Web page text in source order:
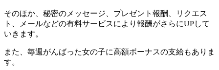
そのほか、秘密のメッセージ、プレゼント報酬、リクエス
ト、メールなどの有料サービスにより報酬がさらにUPして
いきます。
また、毎週がんばった女の子に高額ボーナスの支給もありま
す。